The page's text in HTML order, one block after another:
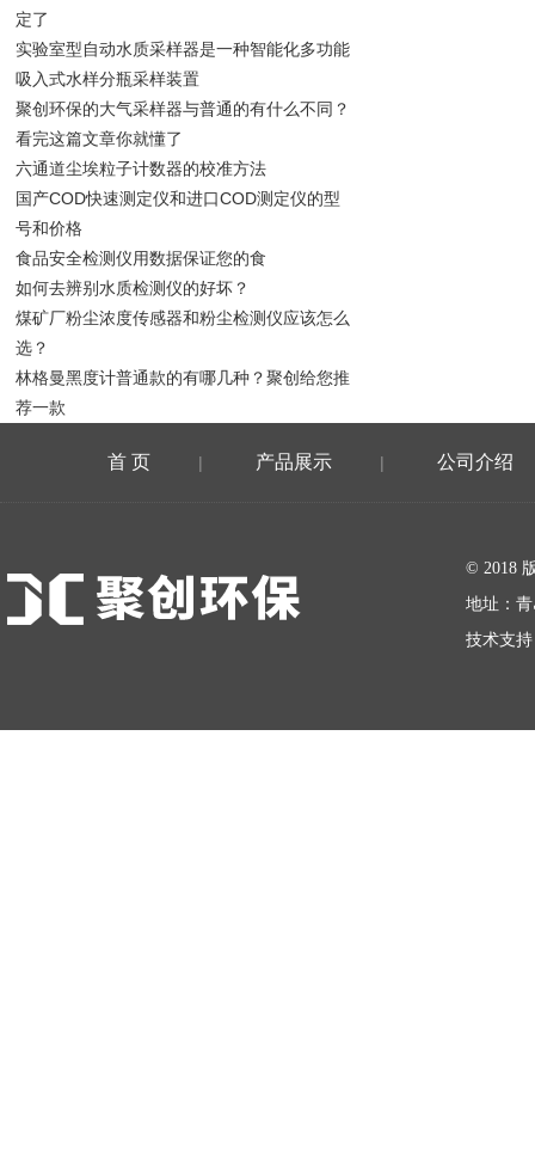
定了
实验室型自动水质采样器是一种智能化多功能
吸入式水样分瓶采样装置
聚创环保的大气采样器与普通的有什么不同？
看完这篇文章你就懂了
六通道尘埃粒子计数器的校准方法
国产COD快速测定仪和进口COD测定仪的型
号和价格
食品安全检测仪用数据保证您的食
如何去辨别水质检测仪的好坏？
煤矿厂粉尘浓度传感器和粉尘检测仪应该怎么
选？
林格曼黑度计普通款的有哪几种？聚创给您推
荐一款
首 页 | 产品展示 | 公司介绍
© 2018
地址：
技术支